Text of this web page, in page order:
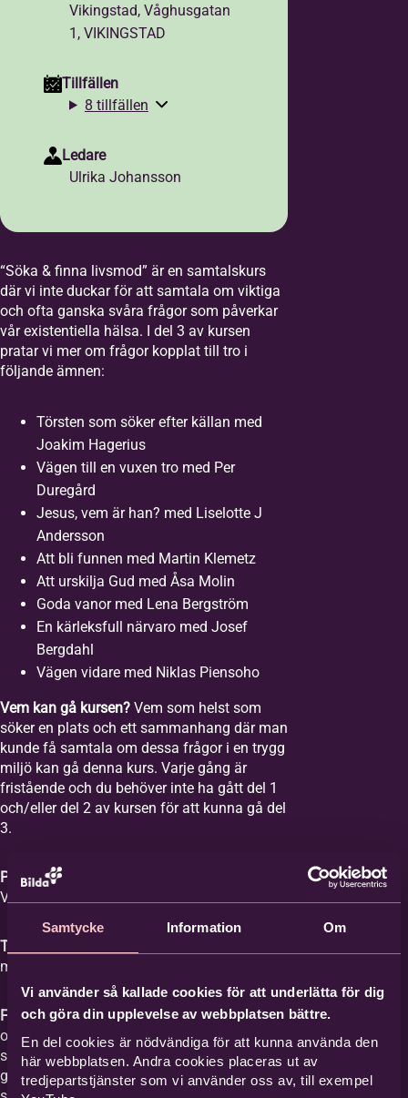
Samtycke Information Om
Vi använder så kallade cookies för att underlätta för dig
och göra din upplevelse av webbplatsen bättre.
En del cookies är nödvändiga för att kunna använda den
här webbplatsen. Andra cookies placeras ut av
tredjepartstjänster som vi använder oss av, till exempel
Vikingstad, Våghusgatan
1, VIKINGSTAD
Tillfällen
8 tillfällen
Ledare
Ulrika Johansson
“Söka & finna livsmod” är en samtalskurs
där vi inte duckar för att samtala om viktiga
och ofta ganska svåra frågor som påverkar
vår existentiella hälsa. I del 3 av kursen
pratar vi mer om frågor kopplat till tro i
följande ämnen:
Törsten som söker efter källan med
Joakim Hagerius
Vägen till en vuxen tro med Per
Duregård
Jesus, vem är han? med Liselotte J
Andersson
Att bli funnen med Martin Klemetz
Att urskilja Gud med Åsa Molin
Goda vanor med Lena Bergström
En kärleksfull närvaro med Josef
Bergdahl
Vägen vidare med Niklas Piensoho
Vem kan gå kursen? Vem som helst som
söker en plats och ett sammanhang där man
kunde få samtala om dessa frågor i en trygg
miljö kan gå denna kurs. Varje gång är
fristående och du behöver inte ha gått del 1
och/eller del 2 av kursen för att kunna gå del
3.
Plats:Equmeniakyrkan Vikingstad,
Våghusgatan 1
Tid:
med start tisdagen den 1 september 2026.
Film med samtal:Varje gång har ett ämne
och vi tittar på en film med ett förinspelat
samtal mellan Britta Hermansson och en
gäst där deras erfarenheter och berättelser